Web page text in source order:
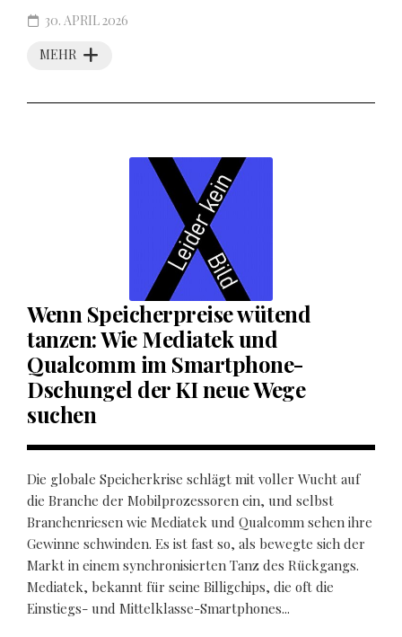
MEHR
30. APRIL 2026
Wenn Speicherpreise wütend
tanzen: Wie Mediatek und
Qualcomm im Smartphone-
Dschungel der KI neue Wege
suchen
Die globale Speicherkrise schlägt mit voller Wucht auf
die Branche der Mobilprozessoren ein, und selbst
Branchenriesen wie Mediatek und Qualcomm sehen ihre
Gewinne schwinden. Es ist fast so, als bewegte sich der
Markt in einem synchronisierten Tanz des Rückgangs.
Mediatek, bekannt für seine Billigchips, die oft die
Einstiegs- und Mittelklasse-Smartphones...